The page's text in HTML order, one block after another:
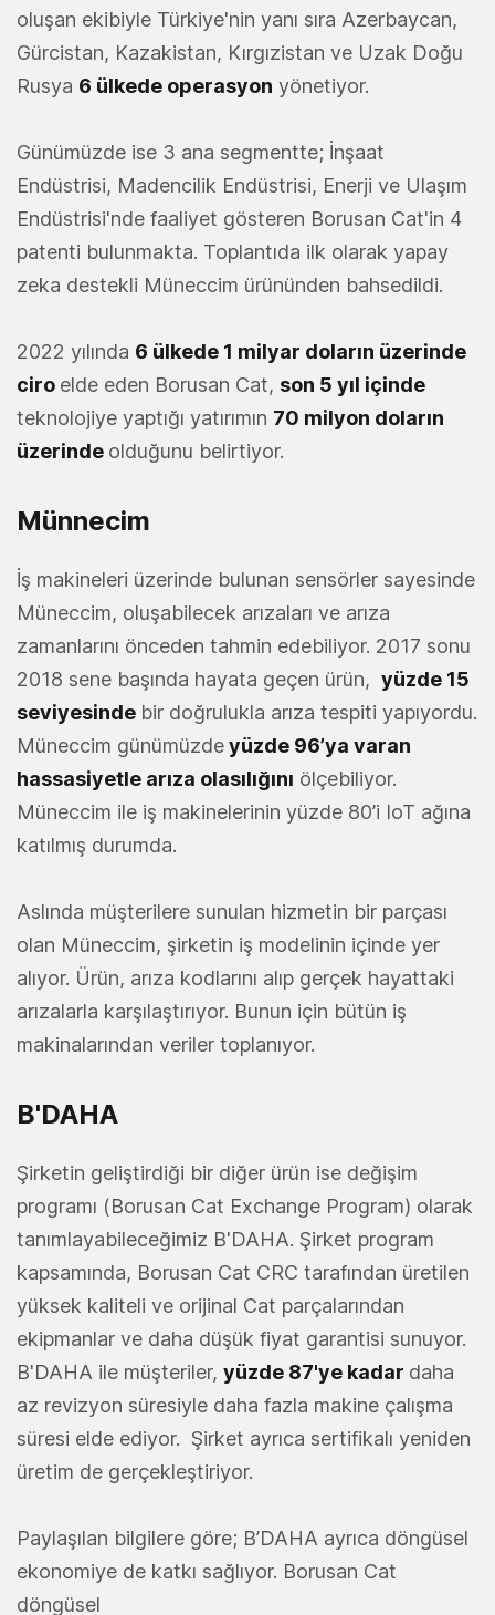
oluşan ekibiyle Türkiye'nin yanı sıra Azerbaycan,
Gürcistan, Kazakistan, Kırgızistan ve Uzak Doğu
Rusya 6 ülkede operasyon yönetiyor.
Günümüzde ise 3 ana segmentte; İnşaat
Endüstrisi, Madencilik Endüstrisi, Enerji ve Ulaşım
Endüstrisi'nde faaliyet gösteren Borusan Cat'in 4
patenti bulunmakta. Toplantıda ilk olarak yapay
zeka destekli Müneccim ürününden bahsedildi.
2022 yılında 6 ülkede 1 milyar doların üzerinde
ciro elde eden Borusan Cat, son 5 yıl içinde
teknolojiye yaptığı yatırımın 70 milyon doların
üzerinde olduğunu belirtiyor.
Münnecim
İş makineleri üzerinde bulunan sensörler sayesinde
Müneccim, oluşabilecek arızaları ve arıza
zamanlarını önceden tahmin edebiliyor. 2017 sonu
2018 sene başında hayata geçen ürün, yüzde 15
seviyesinde bir doğrulukla arıza tespiti yapıyordu.
Müneccim günümüzdeyüzde 96’ya varan
hassasiyetle arıza olasılığını ölçebiliyor.
Müneccim ile iş makinelerinin yüzde 80’i IoT ağına
katılmış durumda.
Aslında müşterilere sunulan hizmetin bir parçası
olan Müneccim, şirketin iş modelinin içinde yer
alıyor. Ürün, arıza kodlarını alıp gerçek hayattaki
arızalarla karşılaştırıyor. Bunun için bütün iş
makinalarından veriler toplanıyor.
B'DAHA
Şirketin geliştirdiği bir diğer ürün ise değişim
programı (Borusan Cat Exchange Program) olarak
tanımlayabileceğimiz B'DAHA. Şirket program
kapsamında, Borusan Cat CRC tarafından üretilen
yüksek kaliteli ve orijinal Cat parçalarından
ekipmanlar ve daha düşük fiyat garantisi sunuyor.
B'DAHA ile müşteriler, yüzde 87'ye kadar daha
az revizyon süresiyle daha fazla makine çalışma
süresi elde ediyor. Şirket ayrıca sertifikalı yeniden
üretim de gerçekleştiriyor.
Paylaşılan bilgilere göre; B’DAHA ayrıca döngüsel
ekonomiye de katkı sağlıyor. Borusan Cat
döngüsel